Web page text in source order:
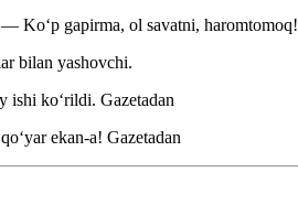
Koʻp gapirma, ol savatni, haromtomoq!
bilan yashovchi.
ishi koʻrildi. Gazetadan
ekan-a! Gazetadan